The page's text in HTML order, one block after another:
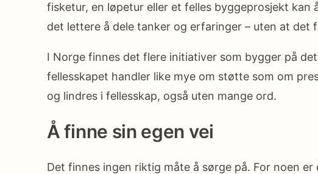
fisketur, en løpetur eller et felles byggeprosjekt
det lettere å dele tanker og erfaringer – uten at det
I Norge finnes det flere initiativer som bygger på
fellesskapet handler like mye om støtte som om
og lindres i fellesskap, også uten mange ord.
Å finne sin egen vei
Det finnes ingen riktig måte å sørge på. For noen